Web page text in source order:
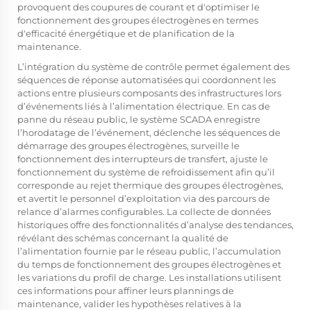
provoquent des coupures de courant et d'optimiser le
fonctionnement des groupes électrogènes en termes
d'efficacité énergétique et de planification de la
maintenance.
L’intégration du système de contrôle permet également des
séquences de réponse automatisées qui coordonnent les
actions entre plusieurs composants des infrastructures lors
d’événements liés à l’alimentation électrique. En cas de
panne du réseau public, le système SCADA enregistre
l’horodatage de l’événement, déclenche les séquences de
démarrage des groupes électrogènes, surveille le
fonctionnement des interrupteurs de transfert, ajuste le
fonctionnement du système de refroidissement afin qu’il
corresponde au rejet thermique des groupes électrogènes,
et avertit le personnel d’exploitation via des parcours de
relance d’alarmes configurables. La collecte de données
historiques offre des fonctionnalités d’analyse des tendances,
révélant des schémas concernant la qualité de
l’alimentation fournie par le réseau public, l’accumulation
du temps de fonctionnement des groupes électrogènes et
les variations du profil de charge. Les installations utilisent
ces informations pour affiner leurs plannings de
maintenance, valider les hypothèses relatives à la